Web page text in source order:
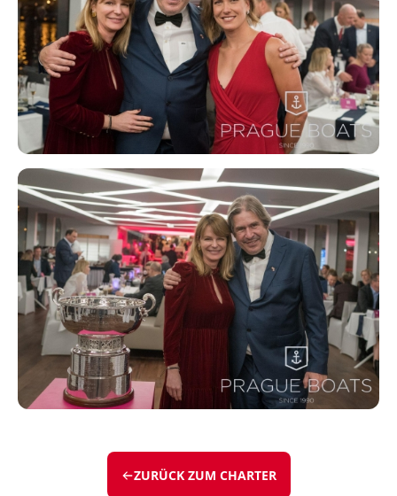
ZURÜCK ZUM CHARTER